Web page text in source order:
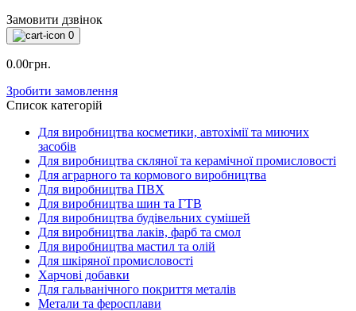
Замовити дзвінок
0
0.00грн.
Зробити замовлення
Список категорій
Для виробництва косметики, автохімії та миючих
засобів
Для виробництва скляної та керамічної промисловості
Для аграрного та кормового виробництва
Для виробництва ПВХ
Для виробництва шин та ГТВ
Для виробництва будівельних сумішей
Для виробництва лаків, фарб та смол
Для виробництва мастил та олій
Для шкіряної промисловості
Харчові добавки
Для гальванічного покриття металів
Метали та феросплави